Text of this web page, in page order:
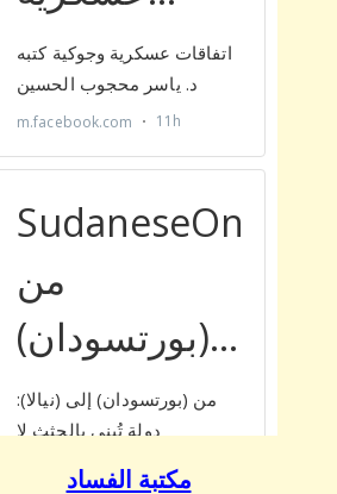
مكتبة الفساد